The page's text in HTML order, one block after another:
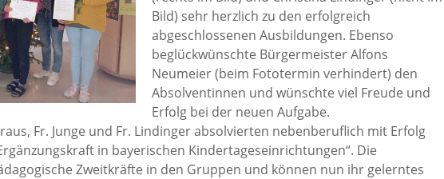
Bild) sehr herzlich zu den erfolgreich
abgeschlossenen Ausbildungen. Ebenso
beglückwünschte Bürgermeister Alfons
Neumeier (beim Fototermin verhindert) den
Absolventinnen und wünschte viel Freude und
Erfolg bei der neuen Aufgabe.
Fr. Junge und Fr. Lindinger absolvierten nebenberuflich mit Erfolg
in bayerischen Kindertageseinrichtungen“. Die
Zweitkräfte in den Gruppen und können nun ihr gelerntes